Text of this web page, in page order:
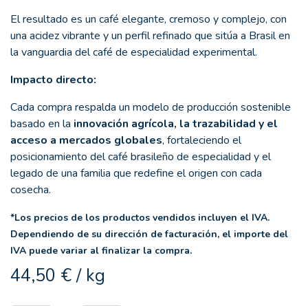
El resultado es un café elegante, cremoso y complejo, con
una acidez vibrante y un perfil refinado que sitúa a Brasil en
la vanguardia del café de especialidad experimental.
Impacto directo:
Cada compra respalda un modelo de producción sostenible
basado en la innovación agrícola, la trazabilidad y el
acceso a mercados globales, fortaleciendo el
posicionamiento del café brasileño de especialidad y el
legado de una familia que redefine el origen con cada
cosecha.
*Los precios de los productos vendidos incluyen el IVA.
Dependiendo de su dirección de facturación, el importe del
IVA puede variar al finalizar la compra.
44,50 €/ kg